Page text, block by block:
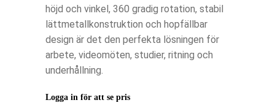
höjd och vinkel, 360 gradig rotation, stabil
lättmetallkonstruktion och hopfällbar
design är det den perfekta lösningen för
arbete, videomöten, studier, ritning och
underhållning.
Logga in för att se pris